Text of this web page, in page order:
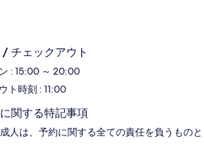
チェックアウト
: 15:00 ～ 20:00
ト時刻 : 11:00
関する特記事項
人は、予約に関する全ての責任を負うものと